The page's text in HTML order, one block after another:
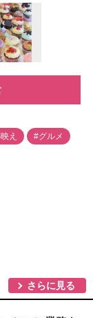
え #グルメ
さらに見る